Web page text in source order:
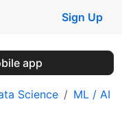
Sign Up
app
Science ML / AI